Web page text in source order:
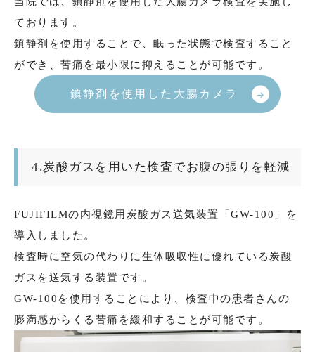
ております。
鎮静剤を使用することで、眠った状態で検査すること
ができ、苦痛を最小限に抑えることが可能です。
鎮静剤を使用した大腸カメラ
4.炭酸ガスを用いた検査でお腹の張りを軽減
FUJIFILMの内視鏡用炭酸ガス送気装置「GW-100」を
導入しました。
検査時に空気の代わりに生体吸収性に優れている炭酸
ガスを送気する装置です。
GW-100を使用することにより、検査中の患者さんの
膨満感からくる苦痛を緩和することが可能です。